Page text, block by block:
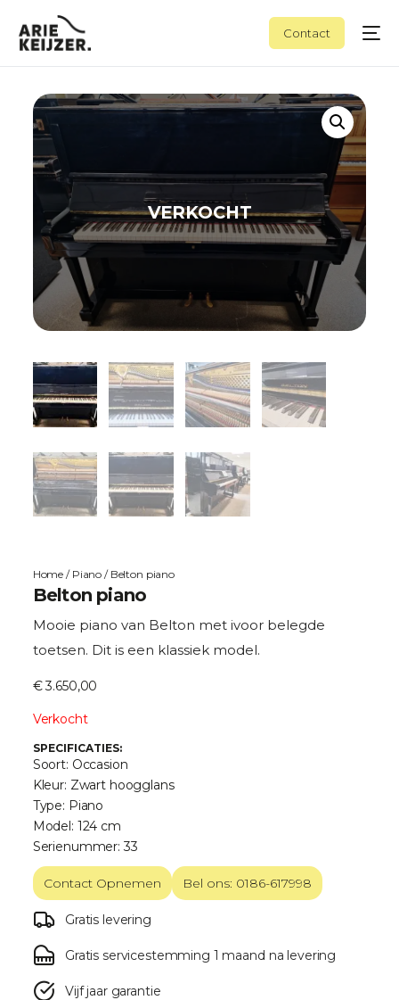
Contact
Home / Piano / Belton piano
Belton piano
Mooie piano van Belton met ivoor belegde
toetsen. Dit is een klassiek model.
€3.650,00
Verkocht
SPECIFICATIES:
Soort: Occasion
Kleur: Zwart hoogglans
Type: Piano
Model: 124 cm
Serienummer: 33
Contact Opnemen Bel ons: 0186-617998
Gratis levering
Gratis servicestemming 1 maand na levering
Vijf jaar garantie